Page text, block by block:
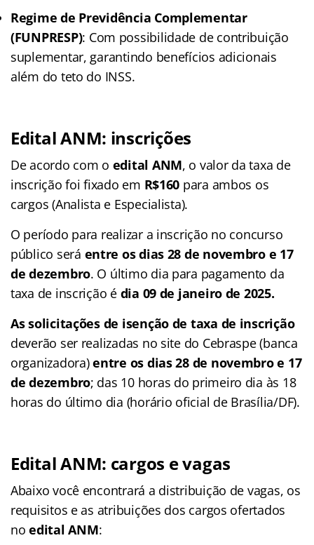
Regime de Previdência Complementar
(FUNPRESP): Com possibilidade de contribuição
suplementar, garantindo benefícios adicionais
além do teto do INSS.
Edital ANM: inscrições
De acordo com o edital ANM, o valor da taxa de
inscrição foi fixado em R$160 para ambos os
cargos (Analista e Especialista).
O período para realizar a inscrição no concurso
público será entre os dias 28 de novembro e 17
de dezembro. O último dia para pagamento da
taxa de inscrição é dia 09 de janeiro de 2025.
As solicitações de isenção de taxa de inscrição
deverão ser realizadas no site do Cebraspe (banca
organizadora)entre os dias 28 de novembro e 17
de dezembro; das 10 horas do primeiro dia às 18
horas do último dia (horário oficial de Brasília/DF).
Edital ANM: cargos e vagas
Abaixo você encontrará a distribuição de vagas, os
requisitos e as atribuições dos cargos ofertados
noedital ANM: